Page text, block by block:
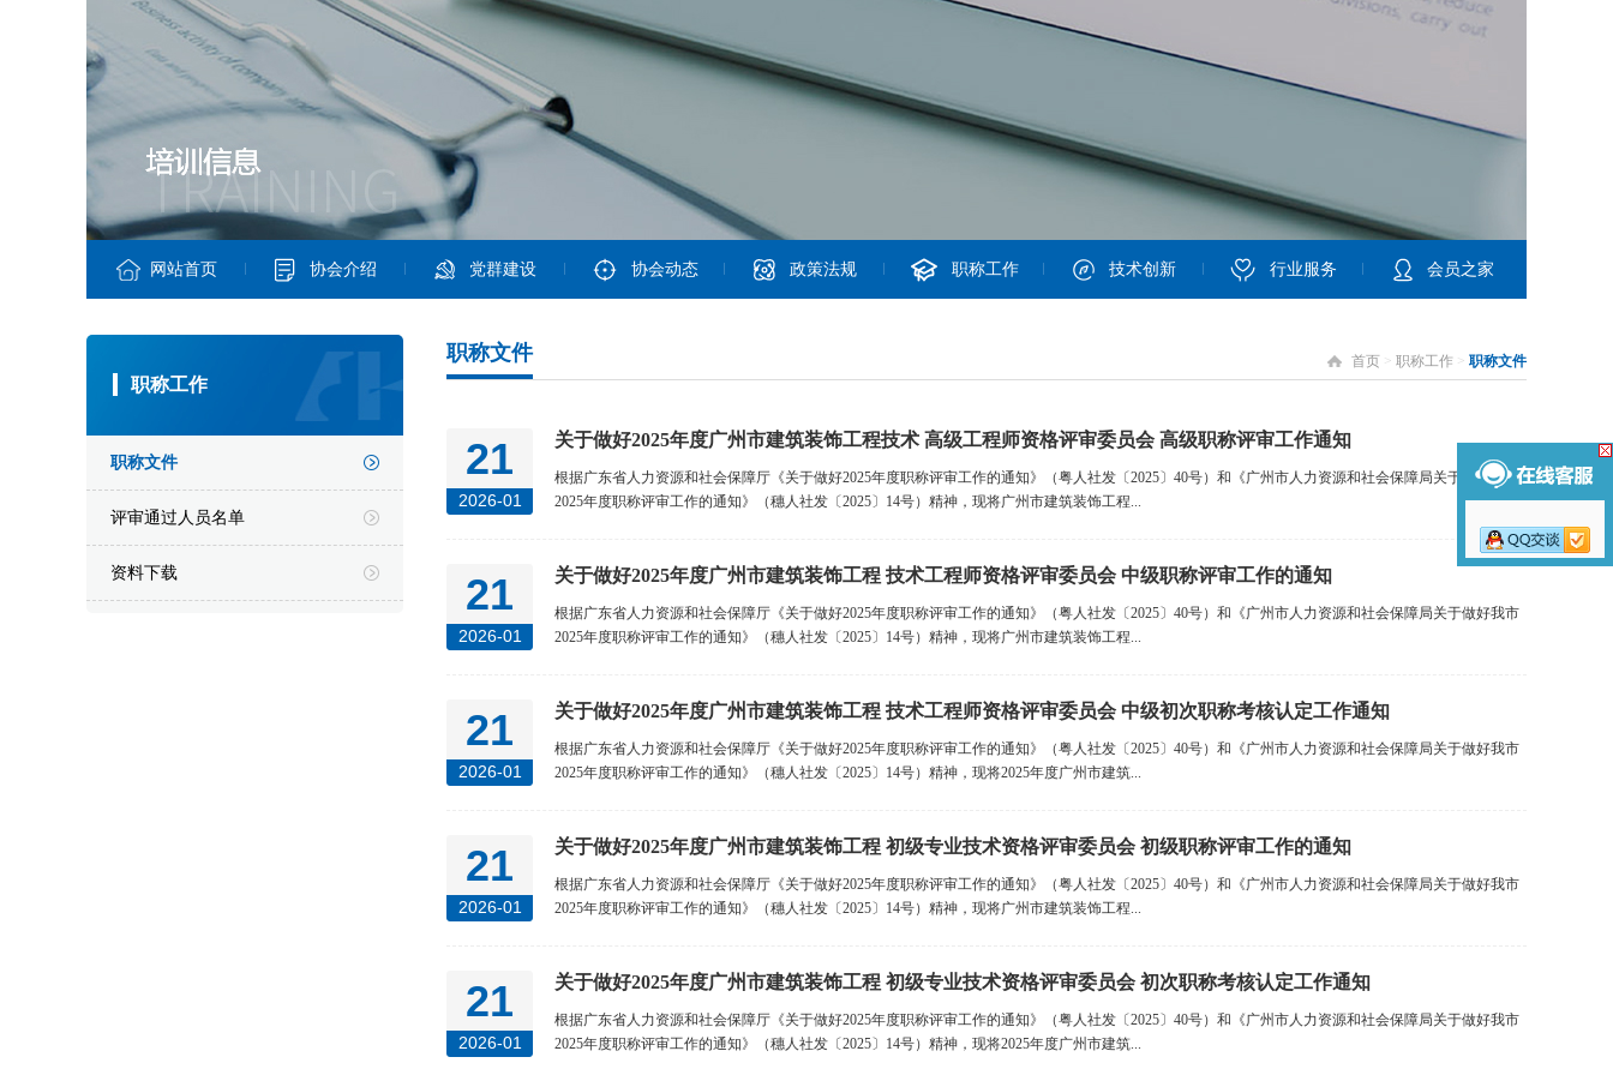
网站首页 协会介绍 党群建设 协会动态 政策法规 职称工作 技术创新 行业服务 会员之家
职称工作
职称文件
评审通过人员名单
资料下载
首页 > 职称工作 > 职称文件
职称文件
21
2026-01
关于做好2025年度广州市建筑装饰工程技术 高级工程师资格评审委员会 高级职称评审工作通知
根据广东省人力资源和社会保障厅《关于做好2025年度职称评审工作的通知》（粤人社发〔2025〕40号）和《广州市人力资源和社会保障局关于做好我市
2025年度职称评审工作的通知》（穗人社发〔2025〕14号）精神，现将广州市建筑装饰工程...
21
2026-01
关于做好2025年度广州市建筑装饰工程 技术工程师资格评审委员会 中级职称评审工作的通知
根据广东省人力资源和社会保障厅《关于做好2025年度职称评审工作的通知》（粤人社发〔2025〕40号）和《广州市人力资源和社会保障局关于做好我市
2025年度职称评审工作的通知》（穗人社发〔2025〕14号）精神，现将广州市建筑装饰工程...
21
2026-01
关于做好2025年度广州市建筑装饰工程 技术工程师资格评审委员会 中级初次职称考核认定工作通知
根据广东省人力资源和社会保障厅《关于做好2025年度职称评审工作的通知》（粤人社发〔2025〕40号）和《广州市人力资源和社会保障局关于做好我市
2025年度职称评审工作的通知》（穗人社发〔2025〕14号）精神，现将2025年度广州市建筑...
21
2026-01
关于做好2025年度广州市建筑装饰工程 初级专业技术资格评审委员会 初级职称评审工作的通知
根据广东省人力资源和社会保障厅《关于做好2025年度职称评审工作的通知》（粤人社发〔2025〕40号）和《广州市人力资源和社会保障局关于做好我市
2025年度职称评审工作的通知》（穗人社发〔2025〕14号）精神，现将广州市建筑装饰工程...
21
2026-01
关于做好2025年度广州市建筑装饰工程 初级专业技术资格评审委员会 初次职称考核认定工作通知
根据广东省人力资源和社会保障厅《关于做好2025年度职称评审工作的通知》（粤人社发〔2025〕40号）和《广州市人力资源和社会保障局关于做好我市
2025年度职称评审工作的通知》（穗人社发〔2025〕14号）精神，现将2025年度广州市建筑...